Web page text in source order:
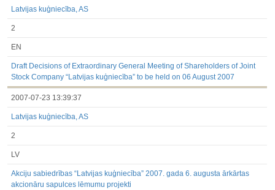
Latvijas kuģniecība, AS
2
EN
Draft Decisions of Extraordinary General Meeting of Shareholders of Joint
Stock Company “Latvijas kuģniecība” to be held on 06 August 2007
2007-07-23 13:39:37
Latvijas kuģniecība, AS
2
LV
Akciju sabiedrības “Latvijas kuģniecība” 2007. gada 6. augusta ārkārtas
akcionāru sapulces lēmumu projekti